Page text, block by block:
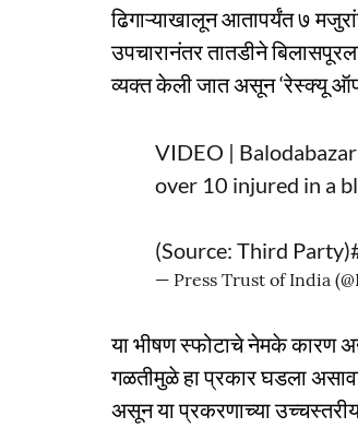
ढिगाऱ्याखालून आतापर्यंत ७
उपचारानंतर तातडीने
व्यक्त केली जात असून ‘रेस्क्यू
VIDEO |
over 10 injured in a
(Source: Third Party)
— Press Trust of India
या भीषण स्फोटाचे नेमके कारण
गळतीमुळे हा प्रकार घडला
असून या प्रकरणाच्या